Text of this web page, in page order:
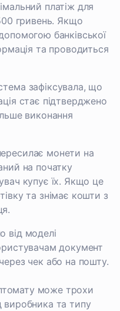
платіж для
гривень. Якщо
банківської
та проводиться
зафіксувала, що
стає підтверджено
виконання
монети на
на початку
купує їх. Якщо це
та знімає кошти з
від моделі
документ
чек або на пошту.
може трохи
виробника та типу